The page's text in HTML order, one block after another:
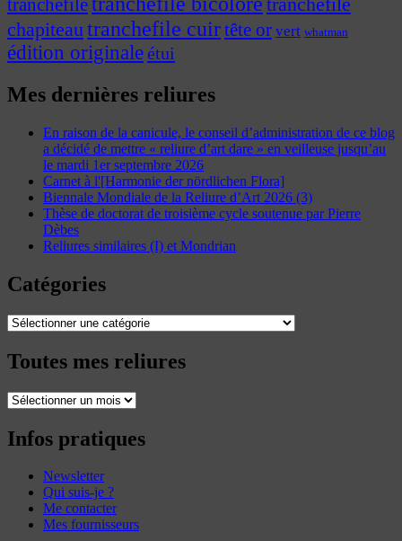
tranchefile
chapiteautranchefile cuirtête or vert whatman
édition originaleétui
Mes dernières reliures
En raison de la canicule, le conseil d’administration de ce blog
a décidé de mettre « reliure d’art dare » en veilleuse jusqu’au
le mardi 1er septembre 2026
Carnet à l'[Harmonie der nördlichen Flora]
Biennale Mondiale de la Reliure d’Art 2026 (3)
Thèse de doctorat de troisième cycle soutenue par Pierre
Dèbes
Reliures similaires (I) et Mondrian
Catégories
Catégories
Toutes mes reliures
Toutes
reliures
Infos pratiques
Newsletter
Qui suis-je ?
Me contacter
Mes fournisseurs